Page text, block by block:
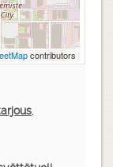
contributors
,